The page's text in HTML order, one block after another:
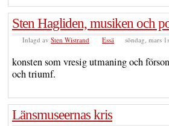
Sten Hagliden, musiken och
Inlagd av Sten Wistrand Essä söndag, mars
konsten som vresig utmaning och
och triumf.
Länsmuseernas kris